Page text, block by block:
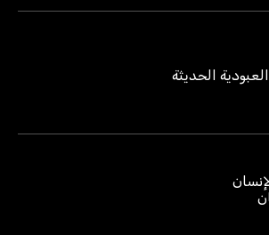
الحديثة